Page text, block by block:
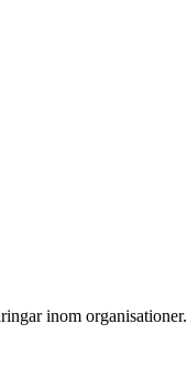
inom organisationer.